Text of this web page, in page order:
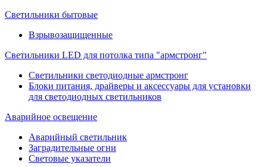
Светильники бытовые
Взрывозащищенные
Светильники LED для потолка типа "армстронг"
Светильники светодиодные армстронг
Блоки питания, драйверы и аксессуары для установки
для светодиодных светильников
Аварийное освещение
Аварийный светильник
Заградительные огни
Световые указатели